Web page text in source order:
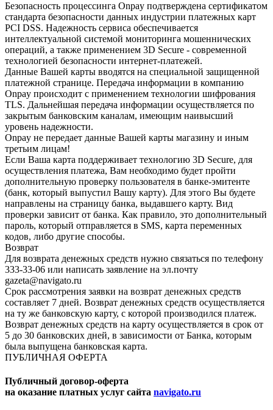
Безопасность процессинга Onpay подтверждена сертификатом
стандарта безопасности данных индустрии платежных карт
PCI DSS. Надежность сервиса обеспечивается
интеллектуальной системой мониторинга мошеннических
операций, а также применением 3D Secure - современной
технологией безопасности интернет-платежей.
Данные Вашей карты вводятся на специальной защищенной
платежной странице. Передача информации в компанию
Onpay происходит с применением технологии шифрования
TLS. Дальнейшая передача информации осуществляется по
закрытым банковским каналам, имеющим наивысший
уровень надежности.
Onpay не передает данные Вашей карты магазину и иным
третьим лицам!
Если Ваша карта поддерживает технологию 3D Secure, для
осуществления платежа, Вам необходимо будет пройти
дополнительную проверку пользователя в банке-эмитенте
(банк, который выпустил Вашу карту). Для этого Вы будете
направлены на страницу банка, выдавшего карту. Вид
проверки зависит от банка. Как правило, это дополнительный
пароль, который отправляется в SMS, карта переменных
кодов, либо другие способы.
Возврат
Для возврата денежных средств нужно связаться по телефону
333-33-06 или написать заявление на эл.почту
gazeta@navigato.ru
Срок рассмотрения заявки на возврат денежных средств
составляет 7 дней. Возврат денежных средств осуществляется
на ту же банковскую карту, с которой производился платеж.
Возврат денежных средств на карту осуществляется в срок от
5 до 30 банковских дней, в зависимости от Банка, которым
была выпущена банковская карта.
ПУБЛИЧНАЯ ОФЕРТА
Публичный договор-оферта
на оказание платных услуг сайта navigato.ru